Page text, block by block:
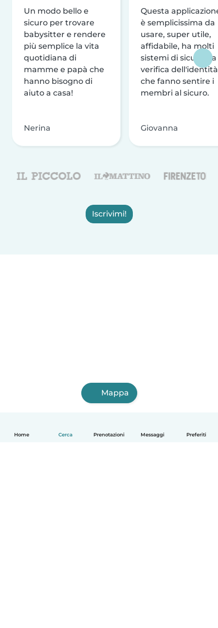
Home Cerca Prenotazioni Messaggi Preferiti
Un modo bello e
sicuro per trovare
babysitter e rendere
più semplice la vita
quotidiana di
mamme e papà che
hanno bisogno di
aiuto a casa!
Nerina
Questa
è semplicissima da
usare, super utile,
affidabile, ha molti
sistemi di sicurezza
verifica dell'identità
che fanno sentire i
membri al sicuro.
Giovanna
Iscrivimi!
Mappa